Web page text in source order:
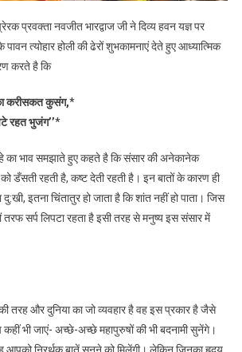
प्रवक्ता नवजीत भारद्वाज जी ने दिव्य हवन यज्ञ पर
पावन त्योहार होली की ढेरों शुभकामनाएं देते हुए आध्यात्मिक
करते है कि
करीसकत कुसंग,*
रहत भुजंग’’*
का भाव समझाते हुए कहते है कि संसार की अनेकानेक
डँसती रहती है, कष्ट देती रहती है। इन बातों के कारण ही
इतना चिंतातुर हो जाता है कि शांत नहीं हो पाता। जिस
सर्प लिपटा रहता है इसी तरह से मनुष्य इस संसार में
तरह और दुनिया का जो व्यवहार है वह इस प्रकार है जैसे
भी जाएं- अच्छे-अच्छे महापुरुषों की भी बदनामी सुनेंगे।
निरर्थक बातें सुनने को मिलेंगी। लेकिन जिनका हृदय